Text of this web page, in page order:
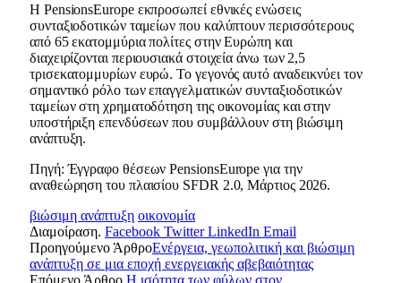
Η PensionsEurope εκπροσωπεί εθνικές ενώσεις
συνταξιοδοτικών ταμείων που καλύπτουν περισσότερους
από 65 εκατομμύρια πολίτες στην Ευρώπη και
διαχειρίζονται περιουσιακά στοιχεία άνω των 2,5
τρισεκατομμυρίων ευρώ. Το γεγονός αυτό αναδεικνύει τον
σημαντικό ρόλο των επαγγελματικών συνταξιοδοτικών
ταμείων στη χρηματοδότηση της οικονομίας και στην
υποστήριξη επενδύσεων που συμβάλλουν στη βιώσιμη
ανάπτυξη.
Πηγή: Έγγραφο θέσεων PensionsEurope για την
αναθεώρηση του πλαισίου SFDR 2.0, Μάρτιος 2026.
βιώσιμη ανάπτυξη οικονομία
Διαμοίραση. Facebook Twitter LinkedIn Email
Προηγούμενο ΆρθροΕνέργεια, γεωπολιτική και βιώσιμη
ανάπτυξη σε μια εποχή ενεργειακής αβεβαιότητας
Επόμενο Άρθρο Η ισότητα των φύλων στον